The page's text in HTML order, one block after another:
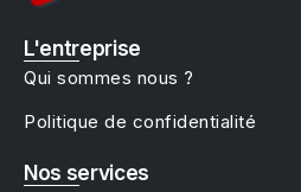
L'entreprise
Qui sommes nous ?
Politique de confidentialité
Nos services